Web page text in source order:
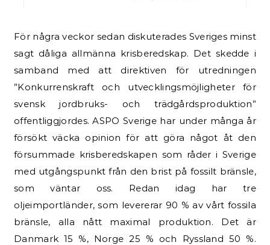
För några veckor sedan diskuterades Sveriges minst
sagt dåliga allmänna krisberedskap. Det skedde i
samband med att direktiven för utredningen
”Konkurrenskraft och utvecklingsmöjligheter för
svensk jordbruks- och trädgårdsproduktion”
offentliggjordes. ASPO Sverige har under många år
försökt väcka opinion för att göra något åt den
försummade krisberedskapen som råder i Sverige
med utgångspunkt från den brist på fossilt bränsle,
som väntar oss. Redan idag har tre
oljeimportländer, som levererar 90 % av vårt fossila
bränsle, alla nått maximal produktion. Det är
Danmark 15 %, Norge 25 % och Ryssland 50 %.